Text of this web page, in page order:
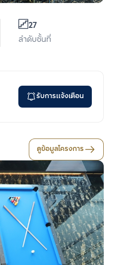
27
ลำดับชั้นที่
รับการแจ้งเตือน
ดูข้อมูลโครงการ